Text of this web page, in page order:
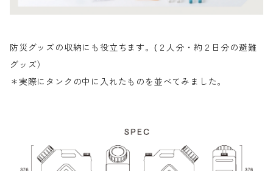
防災グッズの収納にも役立ちます。(２人分・約２日分の避難
グッズ）
＊実際にタンクの中に入れたものを並べてみました。